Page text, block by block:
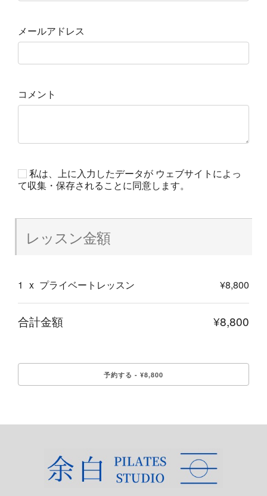
メールアドレス
コメント
私は、上に入力したデータが ウェブサイトによっ
て収集・保存されることに同意します。
レッスン金額
1 x プライベートレッスン ¥8,800
合計金額 ¥8,800